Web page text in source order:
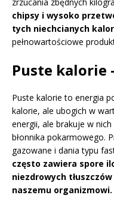
chipsy i wysoko
tych niechcianych
pełnowartościowe
Puste kalorie
Puste kalorie to energia
kalorie, ale ubogich w
energii, ale brakuje w
błonnika pokarmowego.
gazowane i dania typu
często zawiera spore
niezdrowych
naszemu organizmowi.